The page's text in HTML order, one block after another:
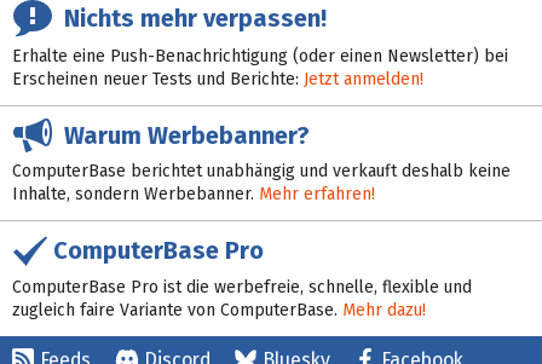
Nichts mehr verpassen!
Erhalte eine Push-Benachrichtigung (oder einen Newsletter) bei
Erscheinen neuer Tests und Berichte: Jetzt anmelden!
Warum Werbebanner?
ComputerBase berichtet unabhängig und verkauft deshalb keine
Inhalte, sondern Werbebanner. Mehr erfahren!
ComputerBase Pro
ComputerBase Pro ist die werbefreie, schnelle, flexible und
zugleich faire Variante von ComputerBase. Mehr dazu!